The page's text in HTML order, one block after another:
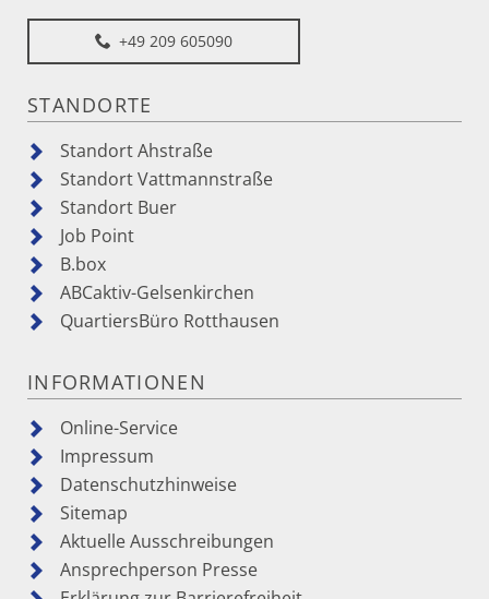
+49 209 605090
STANDORTE
Standort Ahstraße
Standort Vattmannstraße
Standort Buer
Job Point
B.box
ABCaktiv-Gelsenkirchen
QuartiersBüro Rotthausen
INFORMATIONEN
Online-Service
Impressum
Datenschutzhinweise
Sitemap
Aktuelle Ausschreibungen
Ansprechperson Presse